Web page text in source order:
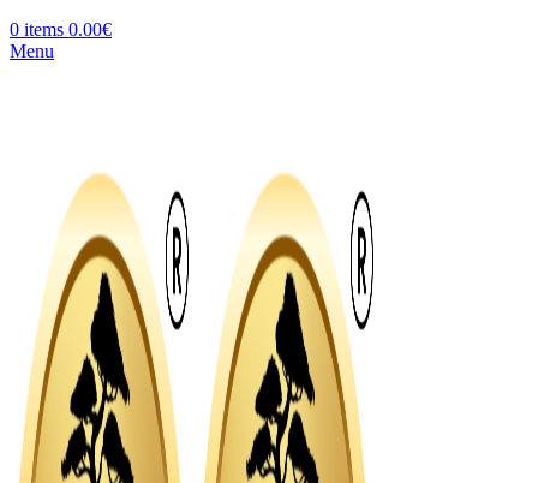
0 items 0.00€
Menu